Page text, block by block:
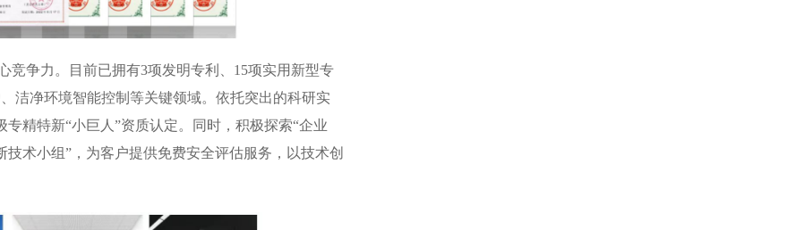
竞争力。目前已拥有3项发明专利、15项实用新型专
洁净环境智能控制等关键领域。依托突出的科研实
精特新“小巨人”资质认定。同时，积极探索“企业
术小组”，为客户提供免费安全评估服务，以技术创